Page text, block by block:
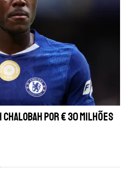
por € 30 milhões